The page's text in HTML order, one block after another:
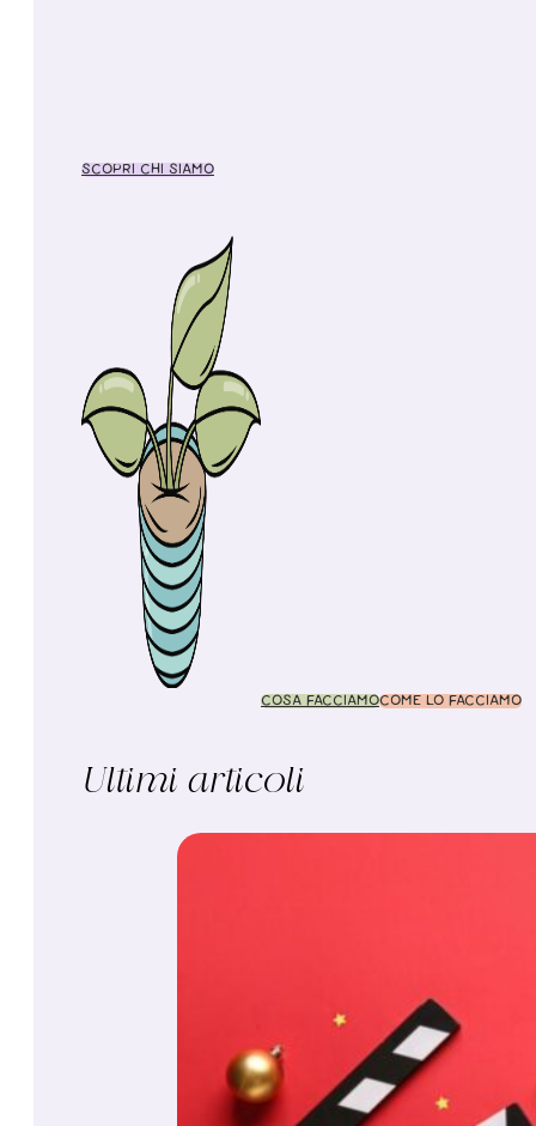
SCOPRI CHI SIAMO
COSA FACCIAMOCOME LO FACCIAMO
Ultimi articoli